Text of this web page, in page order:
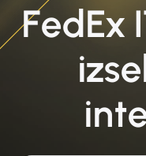
FedEx